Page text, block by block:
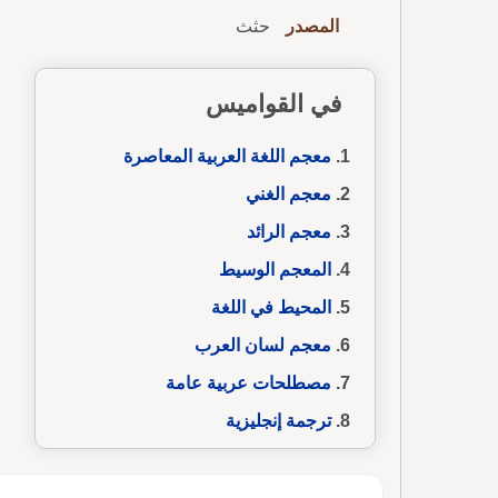
المصدر حثث
في القواميس
معجم اللغة العربية المعاصرة
معجم الغني
معجم الرائد
المعجم الوسيط
المحيط في اللغة
معجم لسان العرب
مصطلحات عربية عامة
ترجمة إنجليزية